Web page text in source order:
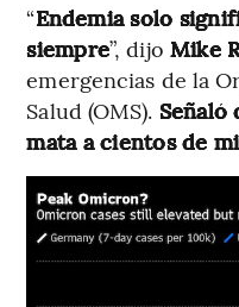
“Endemia solo
siempre”, dijo Mike
emergencias de la
Salud (OMS). Señaló
mata a cientos de